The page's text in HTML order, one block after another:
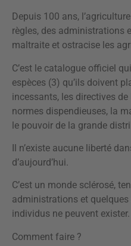
Depuis 100 ans,
règles, des administrations
maltraite et ostracise les
C’est le catalogue officiel
espèces (3) qu’ils doivent
incessants, les directives
normes dispendieuses, la
le pouvoir de la grande
Il n’existe aucune liberté
d’aujourd’hui.
C’est un monde sclérosé,
administrations et
individus ne peuvent exister.
Comment faire ?